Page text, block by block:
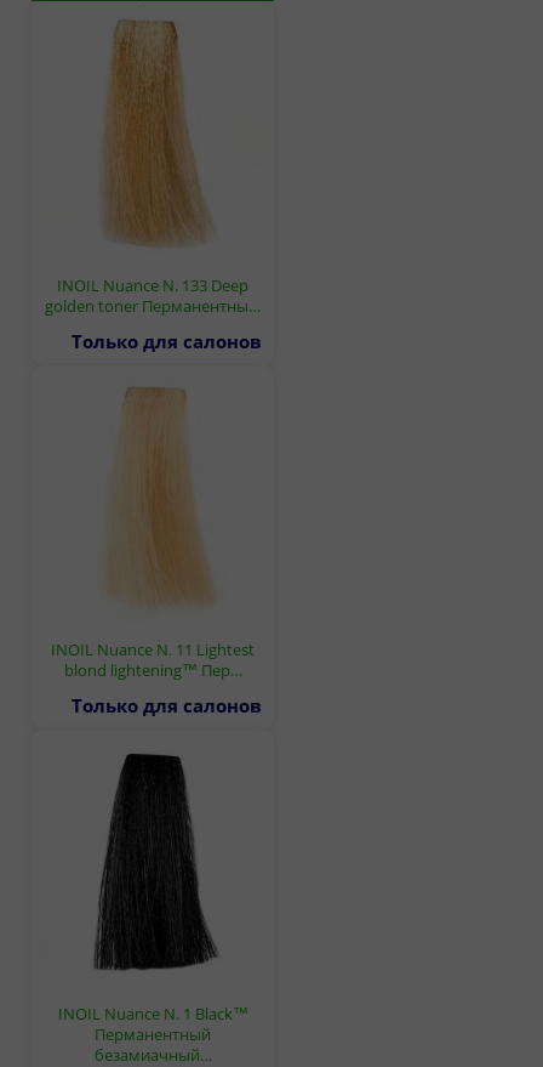
INOIL Nuance N. 133 Deep
golden toner Перманентны…
Только для салонов
INOIL Nuance N. 11 Lightest
blond lightening™ Пер…
Только для салонов
INOIL Nuance N. 1 Black™
Перманентный
безамиачный…